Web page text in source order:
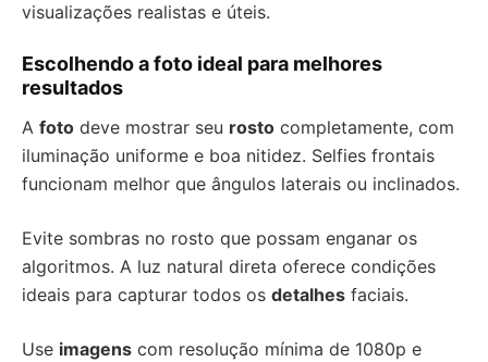
visualizações realistas e úteis.
Escolhendo a foto ideal para melhores
resultados
A foto deve mostrar seu rosto completamente, com
iluminação uniforme e boa nitidez. Selfies frontais
funcionam melhor que ângulos laterais ou inclinados.
Evite sombras no rosto que possam enganar os
algoritmos. A luz natural direta oferece condições
ideais para capturar todos os detalhes faciais.
Use imagens com resolução mínima de 1080p e